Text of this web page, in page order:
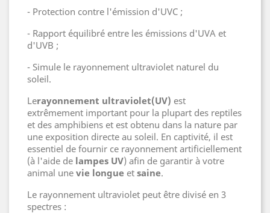
- Protection contre l'émission d'UVC ;
- Rapport équilibré entre les émissions d'UVA et
d'UVB ;
- Simule le rayonnement ultraviolet naturel du
soleil.
Lerayonnement ultraviolet(UV) est
extrêmement important pour la plupart des reptiles
et des amphibiens et est obtenu dans la nature par
une exposition directe au soleil. En captivité, il est
essentiel de fournir ce rayonnement artificiellement
(à l'aide de lampes UV) afin de garantir à votre
animal une vie longue et saine.
Le rayonnement ultraviolet peut être divisé en 3
spectres :